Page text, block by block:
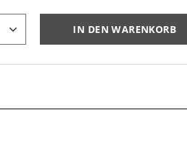
IN DEN WARENKORB